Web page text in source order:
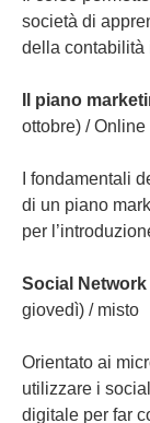
società di
della contabilità
Il piano
ottobre) / Online
I fondamentali
di un piano
per
Social
giovedì) / misto
Orientato ai
utilizzare i
digitale per far